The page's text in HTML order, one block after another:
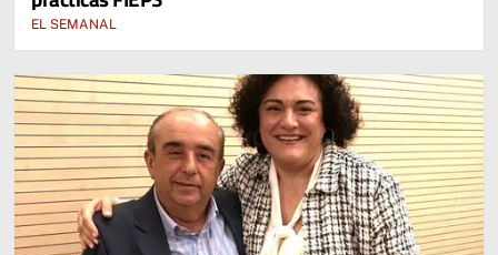
EL SEMANAL